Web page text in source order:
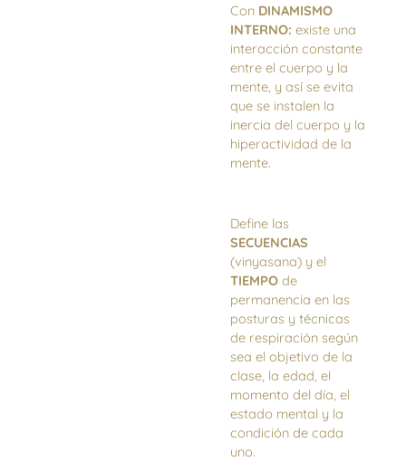
Con DINAMISMO
INTERNO: existe una
interacción constante
entre el cuerpo y la
mente, y así se evita
que se instalen la
inercia del cuerpo y la
hiperactividad de la
mente.
Define las
SECUENCIAS
(vinyasana) y el
TIEMPO de
permanencia en las
posturas y técnicas
de respiración según
sea el objetivo de la
clase, la edad, el
momento del día, el
estado mental y la
condición de cada
uno.